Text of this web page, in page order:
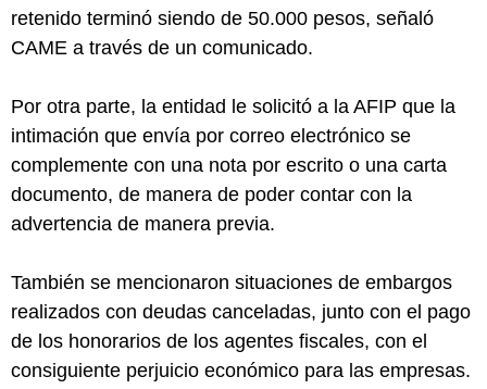
retenido terminó siendo de 50.000 pesos, señaló
CAME a través de un comunicado.
Por otra parte, la entidad le solicitó a la AFIP que la
intimación que envía por correo electrónico se
complemente con una nota por escrito o una carta
documento, de manera de poder contar con la
advertencia de manera previa.
También se mencionaron situaciones de embargos
realizados con deudas canceladas, junto con el pago
de los honorarios de los agentes fiscales, con el
consiguiente perjuicio económico para las empresas.